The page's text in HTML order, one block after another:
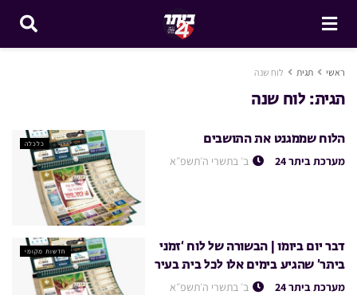
ראשי תגית לוח שנה
תגית: לוח שנה
כלכלה הלוח שממגנט את התושבים
מערכת ביתר 24 ב׳ בתשרי ה׳תשפ״א
חדשות מקומי
דבר יום ביומו | הבשורה של לוח ‘זמני
ביתר’ שהגיע בימים אלו לכל בית בעיר
מערכת ביתר 24 ב׳ בתשרי ה׳תשפ״א